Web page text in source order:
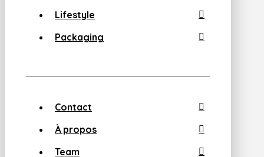
Lifestyle
Packaging
Contact
À propos
Team